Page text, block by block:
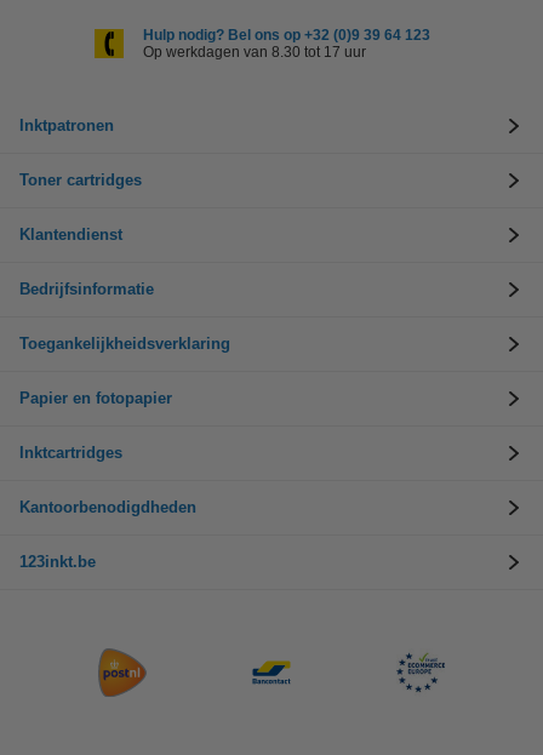
Hulp nodig? Bel ons op +32 (0)9 39 64 123
Op werkdagen van 8.30 tot 17 uur
Inktpatronen
Toner cartridges
Klantendienst
Bedrijfsinformatie
Toegankelijkheidsverklaring
Papier en fotopapier
Inktcartridges
Kantoorbenodigdheden
123inkt.be